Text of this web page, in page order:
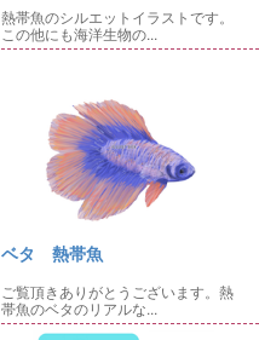
熱帯魚のシルエットイラストです。
この他にも海洋生物の...
ベタ 熱帯魚
ご覧頂きありがとうございます。熱
帯魚のベタのリアルな...